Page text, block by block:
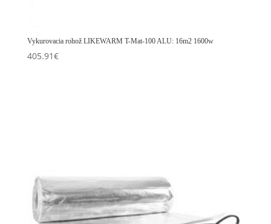
Vykurovacia rohož LIKEWARM T-Mat-100 ALU: 16m2 1600w
405.91€